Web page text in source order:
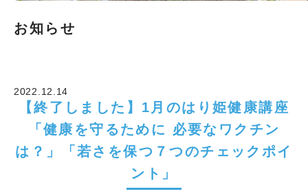
お知らせ
2022.12.14
【終了しました】1月のはり姫健康講座
「健康を守るために 必要なワクチン
は？」「若さを保つ７つのチェックポイ
ント」